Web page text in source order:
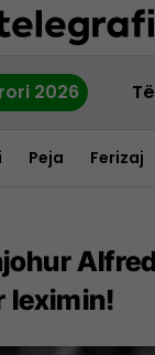
2026
Peja Ferizaj
leximin!